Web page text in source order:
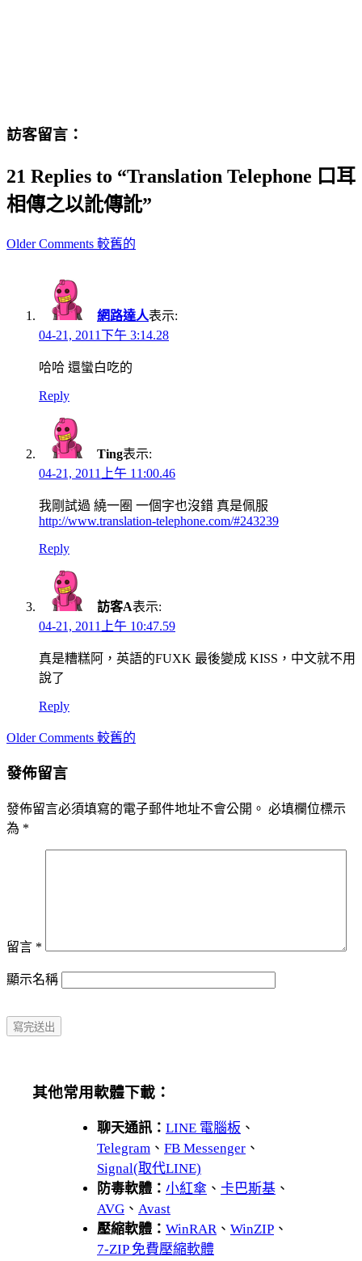
訪客留言：
21 Replies to “Translation Telephone 口耳
相傳之以訛傳訛”
Comment
Older Comments 較舊的
網路達人表示:
04-21, 2011下午 3:14.28
哈哈 還蠻白吃的
Reply
Ting表示:
04-21, 2011上午 11:00.46
我剛試過 繞一圈 一個字也沒錯 真是佩服
http://www.translation-telephone.com/#243239
Reply
訪客A表示:
04-21, 2011上午 10:47.59
真是糟糕阿，英語的FUXK 最後變成 KISS，中文就不用
說了
Reply
Comment
Older Comments 較舊的
發佈留言
發佈留言必須填寫的電子郵件地址不會公開。 必填欄位標示
為 *
留言 *
顯示名稱
其他常用軟體下載：
聊天通訊： LINE 電腦板 、
Telegram 、 FB Messenger 、
Signal(取代LINE)
防毒軟體： 小紅傘 、 卡巴斯基 、
AVG 、 Avast
壓縮軟體： WinRAR、 WinZIP 、
7-ZIP 免費壓縮軟體